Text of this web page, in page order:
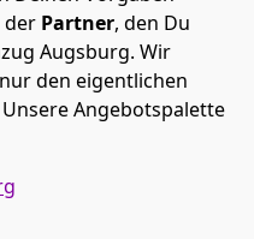
der Partner, den Du
Augsburg. Wir
den eigentlichen
Angebotspalette